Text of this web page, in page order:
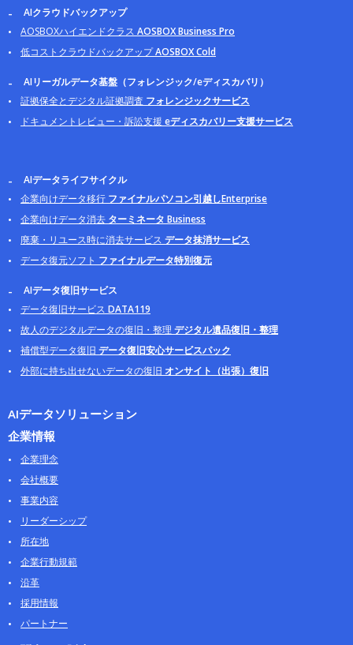
AIクラウドバックアップ
AOSBOXハイエンドクラス AOSBOX Business Pro
低コストクラウドバックアップAOSBOX Cold
AIリーガルデータ基盤（フォレンジック/eディスカバリ）
証拠保全とデジタル証拠調査 フォレンジックサービス
ドキュメントレビュー・訴訟支援eディスカバリー支援サービス
AIデータライフサイクル
企業向けデータ移行 ファイナルパソコン引越しEnterprise
企業向けデータ消去 ターミネータ Business
廃棄・リユース時に消去サービス データ抹消サービス
データ復元ソフト ファイナルデータ特別復元
AIデータ復旧サービス
データ復旧サービス DATA119
故人のデジタルデータの復旧・整理デジタル遺品復旧・整理
補償型データ復旧 データ復旧安心サービスパック
外部に持ち出せないデータの復旧 オンサイト（出張）復旧
AIデータソリューション
企業情報
企業理念
会社概要
事業内容
リーダーシップ
所在地
企業行動規範
沿革
採用情報
パートナー